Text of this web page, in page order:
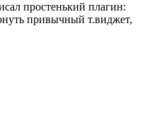
простенький плагин:
привычный т.виджет,